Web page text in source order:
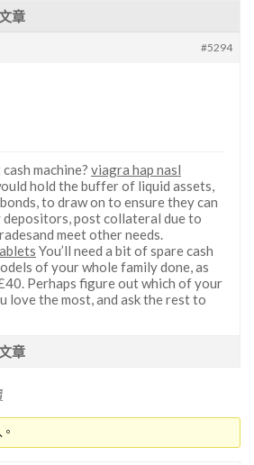
章
#5294
machine? viagra hap nasl
hold the buffer of liquid assets,
to draw on to ensure they can
post collateral due to
meet other needs.
You’ll need a bit of spare cash
of your whole family done, as
Perhaps figure out which of your
love the most, and ask the rest to
章